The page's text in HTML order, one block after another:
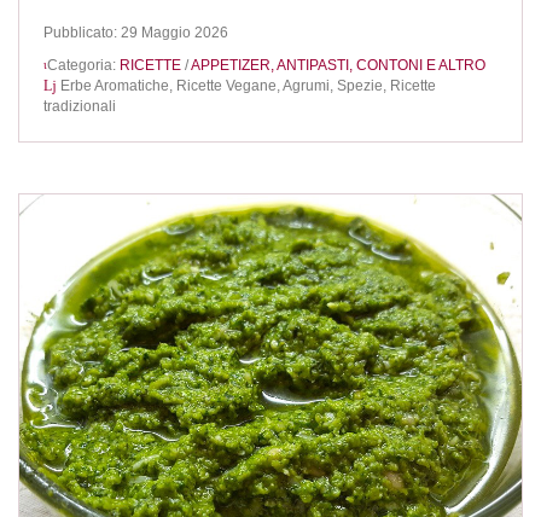
Pubblicato: 29 Maggio 2026
Categoria: RICETTE /APPETIZER, ANTIPASTI, CONTONI E ALTRO
Erbe Aromatiche, Ricette Vegane,Agrumi, Spezie, Ricette
tradizionali